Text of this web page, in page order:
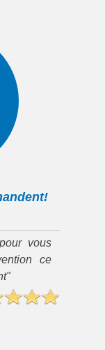
vous
ce